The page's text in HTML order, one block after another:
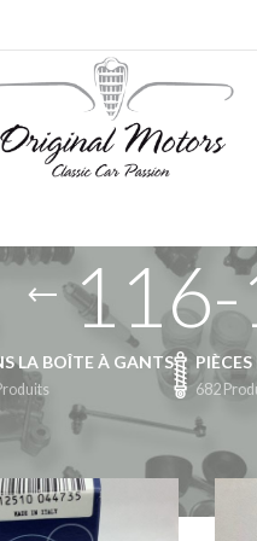
LA BOÎTE À GANTS
682
Transmission/Boite de